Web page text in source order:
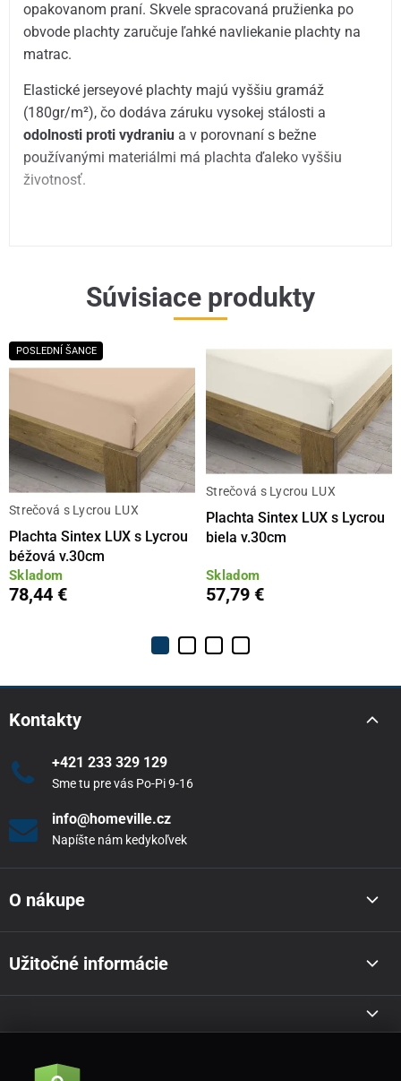
opakovanom praní. Skvele spracovaná pružienka po
obvode plachty zaručuje ľahké navliekanie plachty na
matrac.
Elastické jerseyové plachty majú vyššiu gramáž
(180gr/m²), čo dodáva záruku vysokej stálosti a
odolnosti proti vydraniu a v porovnaní s bežne
používanými materiálmi má plachta ďaleko vyššiu
životnosť.
Súvisiace produkty
POSLEDNÍ ŠANCE
Strečová s Lycrou LUX
Plachta Sintex LUX s Lycrou
béžová v.30cm
Skladom
78,44 €
Strečová s Lycrou LUX
Plachta Sintex LUX s Lycrou
biela v.30cm
Skladom
57,79 €
Kontakty
+421 233 329 129
Sme tu pre vás Po-Pi 9-16
info@homeville.cz
Napíšte nám kedykoľvek
O nákupe
Užitočné informácie
Akcie a novinky e-mailom